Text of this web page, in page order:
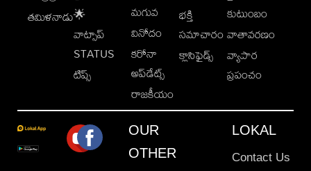
తమిళనాడు🌟
వాట్సాప్
STATUS
టిప్స్
మగువ
వినోదం
కరోనా
అప్‌డేట్స్
రాజకీయం
భక్తి
సమాచారం
క్లాసిఫైడ్స్
కుటుంబం
వాతావరణం
వ్యాపార
ప్రపంచం
OUR
OTHER
LOKAL
Contact Us